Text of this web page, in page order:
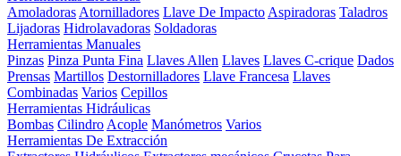
Amoladoras Atornilladores Llave De Impacto Aspiradoras Taladros
Lijadoras Hidrolavadoras Soldadoras
Herramientas Manuales
Pinzas Pinza Punta Fina Llaves Allen Llaves Llaves C-crique Dados
Prensas Martillos Destornilladores Llave Francesa Llaves
Combinadas Varios Cepillos
Herramientas Hidráulicas
Bombas Cilindro Acople Manómetros Varios
Herramientas De Extracción